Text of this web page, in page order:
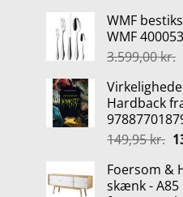
WMF
WMF
3.599,00kr.
Hardback
149,95kr.
Foersom &
skænk - A85